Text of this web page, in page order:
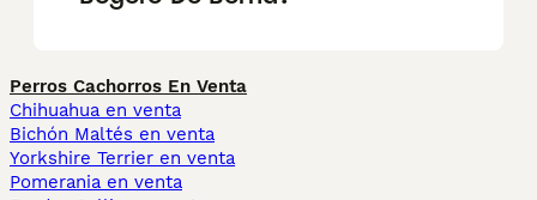
Perros Cachorros En Venta
Chihuahua en venta
Bichón Maltés en venta
Yorkshire Terrier en venta
Pomerania en venta